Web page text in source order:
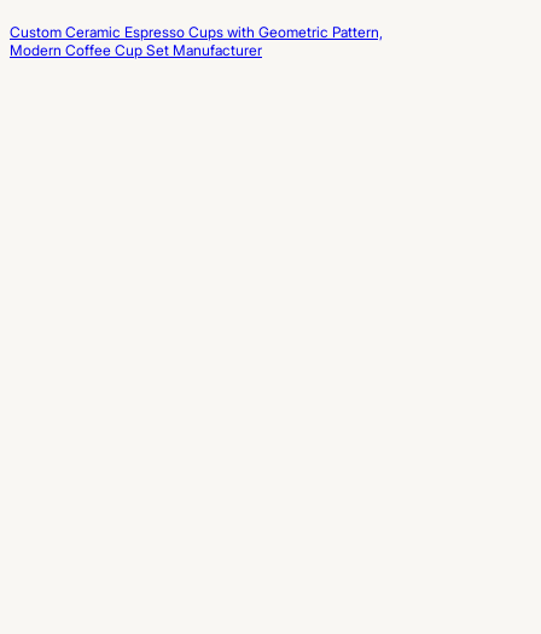
Custom Ceramic Espresso Cups with Geometric Pattern,
Modern Coffee Cup Set Manufacturer